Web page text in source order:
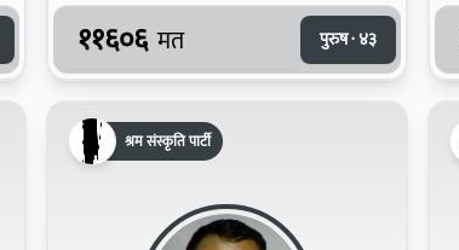
११६०६ मत पुरुष · ४३
श्रम संस्कृति पार्टी